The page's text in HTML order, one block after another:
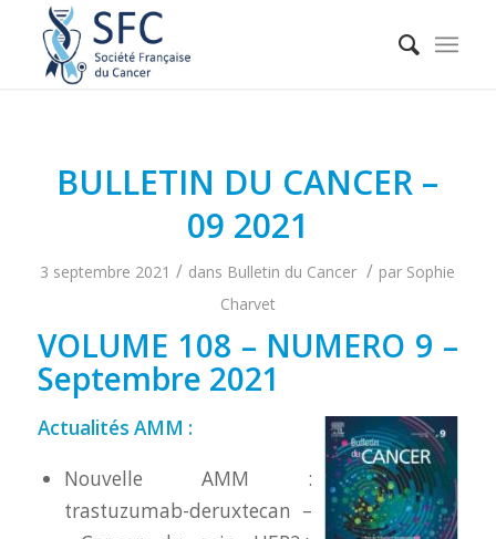
BULLETIN DU CANCER –
09 2021
3 septembre 2021 / dans Bulletin du Cancer / par Sophie
Charvet
VOLUME 108 – NUMERO 9 –
Septembre 2021
Actualités AMM :
Nouvelle AMM :
trastuzumab-deruxtecan –